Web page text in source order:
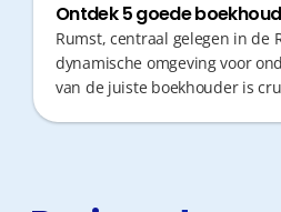
Ontdek 5 goede
Rumst, centraal gelegen in de
dynamische omgeving voor
van de juiste boekhouder is